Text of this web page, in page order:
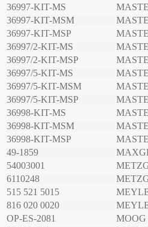
36997-KIT-MS
36997-KIT-MSM
36997-KIT-MSP
36997/2-KIT-MS
36997/2-KIT-MSP
36997/5-KIT-MS
36997/5-KIT-MSM
36997/5-KIT-MSP
36998-KIT-MS
36998-KIT-MSM
36998-KIT-MSP
49-1859
54003001
6110248
515 521 5015
816 020 0020
OP-ES-2081
MOOG